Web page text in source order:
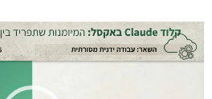
נגן
וידאו